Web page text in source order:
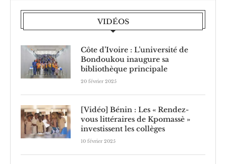
VIDÉOS
Côte d’Ivoire : L’université de
Bondoukou inaugure sa
bibliothèque principale
20 février 2025
[Vidéo] Bénin : Les « Rendez-
vous littéraires de Kpomassè »
investissent les collèges
10 février 2025